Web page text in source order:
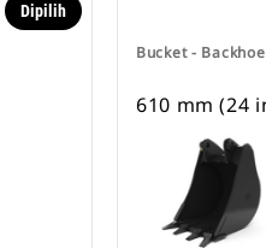
Dipilih
Bucket -
610 mm (24